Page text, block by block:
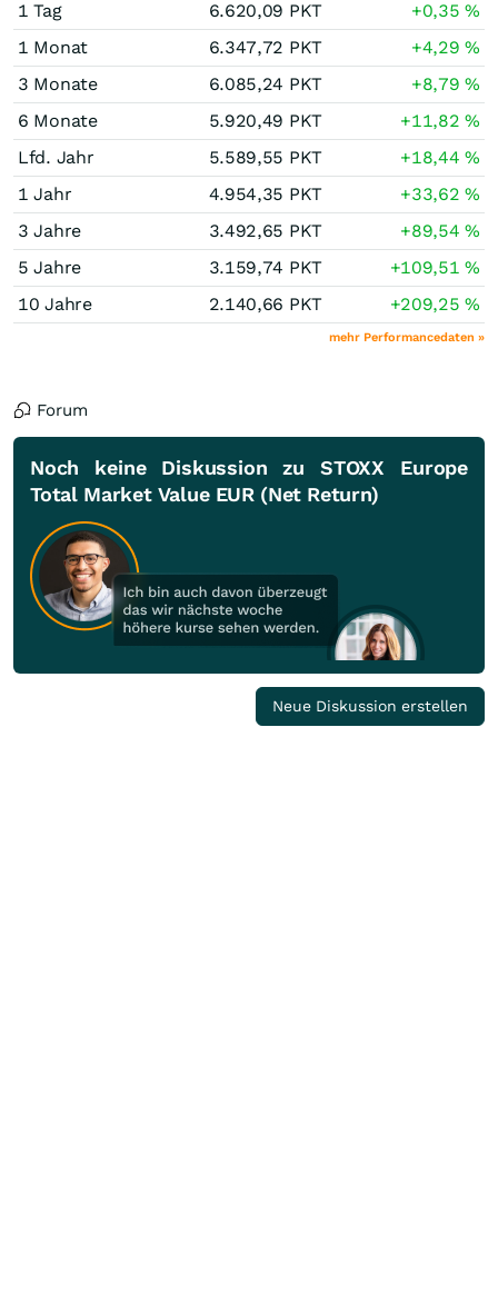
1 Tag 6.620,09 PKT +0,35%
1 Monat
6.347,72 PKT +4,29%
3 Monate
6.085,24 PKT +8,79%
6 Monate
5.920,49 PKT +11,82%
Lfd. Jahr
5.589,55 PKT +18,44%
1 Jahr
4.954,35 PKT +33,62%
3 Jahre
3.492,65 PKT +89,54%
5 Jahre
3.159,74 PKT +109,51%
10 Jahre
2.140,66 PKT +209,25%
mehr Performancedaten »
Forum
Noch keine Diskussion zu STOXX Europe
Total Market Value EUR (Net Return)
Neue Diskussion erstellen